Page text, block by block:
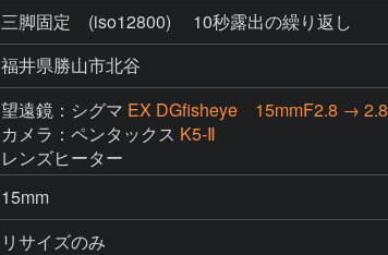
三脚固定 (iso12800) 10秒露出の繰り返し
福井県勝山市北谷
望遠鏡：シグマ EX DGfisheye 15mmF2.8 → 2.8
カメラ：ペンタックス K5-Ⅱ
レンズヒーター
15mm